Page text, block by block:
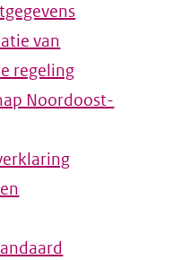
van
regeling
Noordoost-